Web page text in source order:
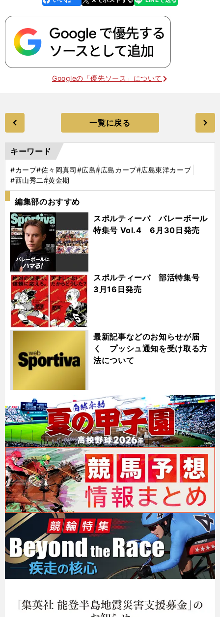
k
Googleの「優先ソース」について
一覧に戻る
キーワード
#カープ#佐々岡真司#広島#広島カープ#広島東洋カープ
#西山秀二#黄金期
編集部のおすすめ
スポルティーバ バレーボール
特集号 Vol.4 6月30日発売
スポルティーバ 部活特集号
3月16日発売
最新記事などのお知らせが届
く プッシュ通知を受け取る方
法について